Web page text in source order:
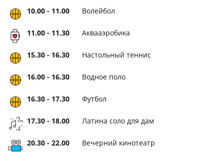
10.00 - 11.00 Волейбол
11.00 - 11.30 Аквааэробика
15.30 - 16.30 Настольный теннис
16.00 - 16.30 Водное поло
16.30 - 17.30 Футбол
17.30 - 18.00 Латина соло для дам
20.30 - 22.00 Вечерний кинотеатр